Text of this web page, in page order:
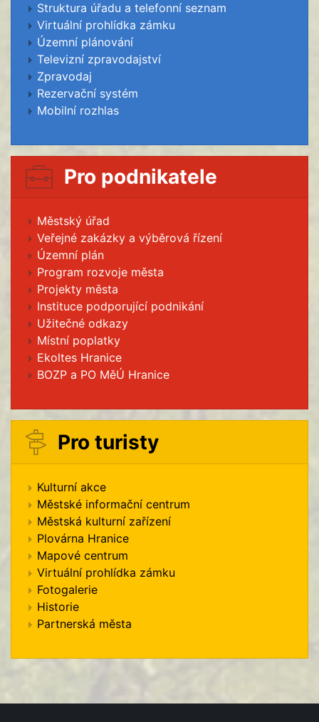
Struktura úřadu a telefonní seznam
Virtuální prohlídka zámku
Územní plánování
Televizní zpravodajství
Zpravodaj
Rezervační systém
Mobilní rozhlas
Pro podnikatele
Městský úřad
Veřejné zakázky a výběrová řízení
Územní plán
Program rozvoje města
Projekty města
Instituce podporující podnikání
Užitečné odkazy
Místní poplatky
Ekoltes Hranice
BOZP a PO MěÚ Hranice
Pro turisty
Kulturní akce
Městské informační centrum
Městská kulturní zařízení
Plovárna Hranice
Mapové centrum
Virtuální prohlídka zámku
Fotogalerie
Historie
Partnerská města